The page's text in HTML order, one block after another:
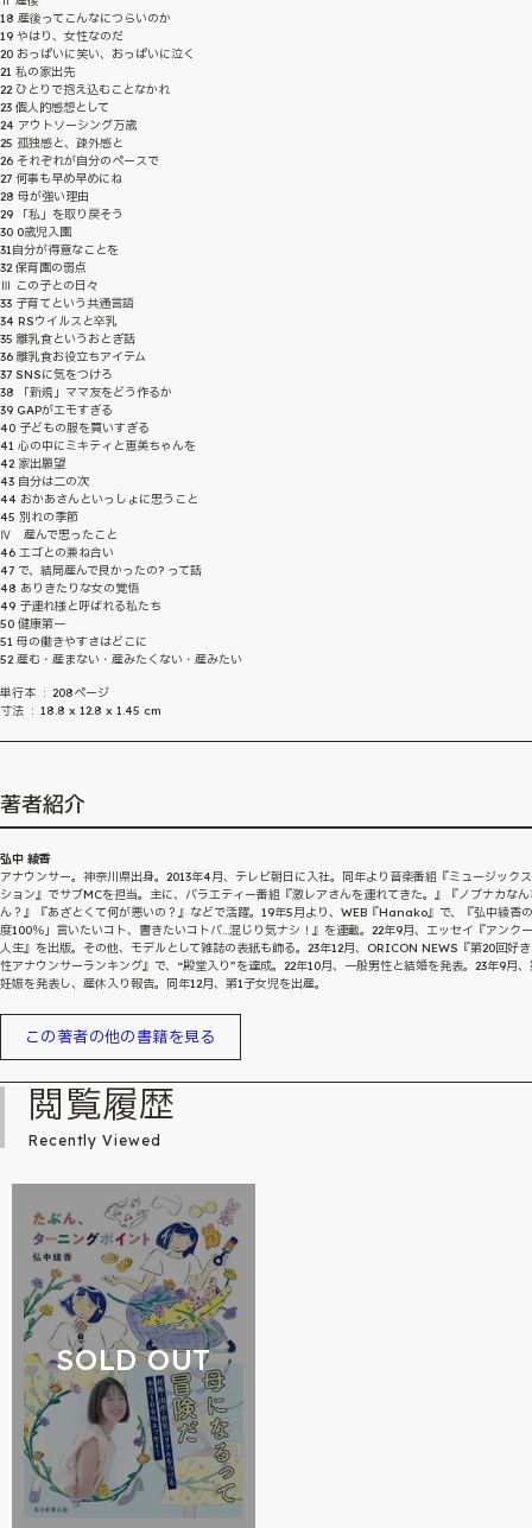
18 産後ってこんなにつらいのか
19 やはり、女性なのだ
20 おっぱいに笑い、おっぱいに泣く
21 私の家出先
22 ひとりで抱え込むことなかれ
23 個人的感想として
24 アウトソーシング万歳
25 孤独感と、疎外感と
26 それぞれが自分のペースで
27 何事も早め早めにね
28 母が強い理由
29 「私」を取り戻そう
30 0歳児入園
31自分が得意なことを
32 保育園の弱点
Ⅲ この子との日々
33 子育てという共通言語
34 RSウイルスと卒乳
35 離乳食というおとぎ話
36 離乳食お役立ちアイテム
37 SNSに気をつけろ
38 「新規」ママ友をどう作るか
39 GAPがエモすぎる
40 子どもの服を買いすぎる
41 心の中にミキティと恵美ちゃんを
42 家出願望
43 自分は二の次
44 おかあさんといっしょに思うこと
45 別れの季節
Ⅳ 産んで思ったこと
46 エゴとの兼ね合い
47 で、結局産んで良かったの? って話
48 ありきたりな女の覚悟
49 子連れ様と呼ばれる私たち
50 健康第一
51 母の働きやすさはどこに
52 産む・産まない・産みたくない・産みたい
単行本 ‏ : ‎ 208ページ
寸法 ‏ : ‎ 18.8 x 12.8 x 1.45 cm
著者紹介
弘中 綾香
アナウンサー。神奈川県出身。2013年4月、テレビ朝日に入社。同年より音楽番組『ミュージック
ション』でサブMCを担当。主に、バラエティー番組『激レアさんを連れてきた。』『ノブナカなん
ん？』『あざとくて何が悪いの？』などで活躍。19年5月より、WEB『Hanako』で、『弘中綾香
度100％」言いたいコト、書きたいコトバ…混じり気ナシ！』を連載。22年9月、エッセイ『アンク
人生』を出版。その他、モデルとして雑誌の表紙も飾る。23年12月、ORICON NEWS『第20回好
性アナウンサーランキング』で、“殿堂入り”を達成。22年10月、一般男性と結婚を発表。23年9月、
妊娠を発表し、産休入り報告。同年12月、第1子女児を出産。
この著者の他の書籍を見る
閲覧履歴
Recently Viewed
SOLD OUT